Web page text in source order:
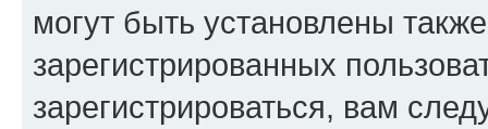
могут быть установлены
зарегистрированных
зарегистрироваться, вам